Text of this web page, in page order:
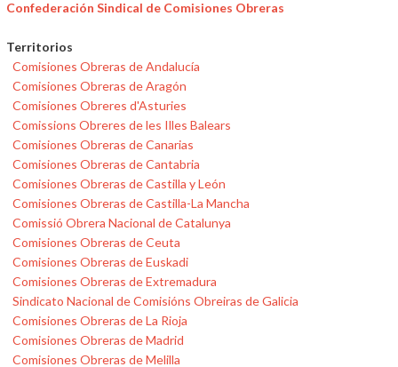
Confederación Sindical de Comisiones Obreras
Territorios
Comisiones Obreras de Andalucía
Comisiones Obreras de Aragón
Comisiones Obreres d'Asturies
Comissions Obreres de les Illes Balears
Comisiones Obreras de Canarias
Comisiones Obreras de Cantabria
Comisiones Obreras de Castilla y León
Comisiones Obreras de Castilla-La Mancha
Comissió Obrera Nacional de Catalunya
Comisiones Obreras de Ceuta
Comisiones Obreras de Euskadi
Comisiones Obreras de Extremadura
Sindicato Nacional de Comisións Obreiras de Galicia
Comisiones Obreras de La Rioja
Comisiones Obreras de Madrid
Comisiones Obreras de Melilla